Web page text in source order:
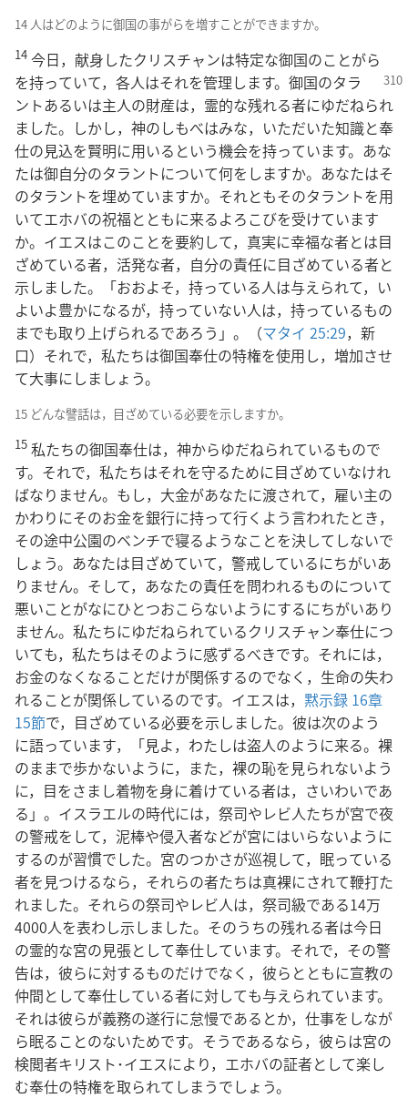
14 人はどのように御国の事がらを増すことができますか。
14 今日，献身したクリスチャンは特定な御国のことがら
を持っていて，各人はそれを管理します。御国のタラ
ントあるいは主人の財産は，霊的な残れる者にゆだねられ
ました。しかし，神のしもべはみな，いただいた知識と奉
仕の見込を賢明に用いるという機会を持っています。あな
たは御自分のタラントについて何をしますか。あなたはそ
のタラントを埋めていますか。それともそのタラントを用
いてエホバの祝福とともに来るよろこびを受けています
か。イエスはこのことを要約して，真実に幸福な者とは目
ざめている者，活発な者，自分の責任に目ざめている者と
示しました。「おおよそ，持っている人は与えられて，い
よいよ豊かになるが，持っていない人は，持っているもの
までも取り上げられるであろう」。（マタイ 25:29，新
口）それで，私たちは御国奉仕の特権を使用し，増加させ
て大事にしましょう。
15 どんな譬話は，目ざめている必要を示しますか。
15 私たちの御国奉仕は，神からゆだねられているもので
す。それで，私たちはそれを守るために目ざめていなけれ
ばなりません。もし，大金があなたに渡されて，雇い主の
かわりにそのお金を銀行に持って行くよう言われたとき，
その途中公園のベンチで寝るようなことを決してしないで
しょう。あなたは目ざめていて，警戒しているにちがいあ
りません。そして，あなたの責任を問われるものについて
悪いことがなにひとつおこらないようにするにちがいあり
ません。私たちにゆだねられているクリスチャン奉仕につ
いても，私たちはそのように感ずるべきです。それには，
お金のなくなることだけが関係するのでなく，生命の失わ
れることが関係しているのです。イエスは， 黙示録 16章
15節で，目ざめている必要を示しました。彼は次のよう
に語っています，「見よ，わたしは盗人のように来る。裸
のままで歩かないように，また，裸の恥を見られないよう
に，目をさまし着物を身に着けている者は，さいわいであ
る」。イスラエルの時代には，祭司やレビ人たちが宮で夜
の警戒をして，泥棒や侵入者などが宮にはいらないように
するのが習慣でした。宮のつかさが巡視して，眠っている
者を見つけるなら，それらの者たちは真裸にされて鞭打た
れました。それらの祭司やレビ人は，祭司級である14万
4000人を表わし示しました。そのうちの残れる者は今日
の霊的な宮の見張として奉仕しています。それで，その警
告は，彼らに対するものだけでなく，彼らとともに宣教の
仲間として奉仕している者に対しても与えられています。
それは彼らが義務の遂行に怠慢であるとか，仕事をしなが
ら眠ることのないためです。そうであるなら，彼らは宮の
検閲者キリスト･イエスにより，エホバの証者として楽し
む奉仕の特権を取られてしまうでしょう。